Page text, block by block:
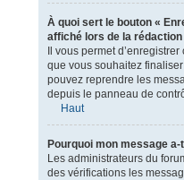
À quoi sert le bouton «
affiché lors de la rédaction
Il vous permet
que vous souhaitez
pouvez reprendre les
depuis le panneau de
Haut
Pourquoi mon message
Les administrateurs du
des vérifications les